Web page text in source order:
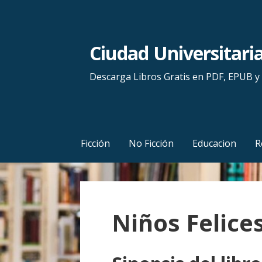
n
t
e
n
i
d
Ciudad
Descarga Libros Gratis en PDF, EPUB y
Ficción No Ficción Educacion
Niños